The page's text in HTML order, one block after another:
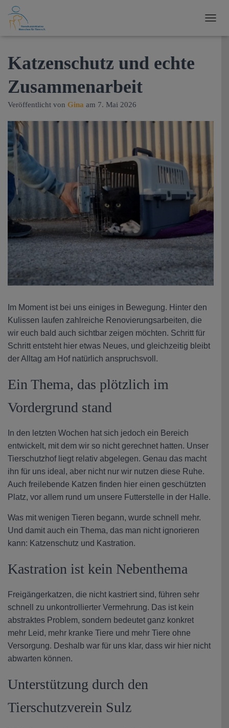
U
E
N
Katzenschutz und echte
Zusammenarbeit
Veröffentlicht von Gina am 7. Mai 2026
Im Moment ist bei uns einiges in Bewegung. Hinter den
Kulissen laufen zahlreiche Renovierungsarbeiten, die
wir euch bald auch sichtbar zeigen möchten. Schritt für
Schritt entsteht hier etwas Neues, und gleichzeitig bleibt
der Alltag am Hof natürlich anspruchsvoll.
Ein Thema, das plötzlich im
Vordergrund stand
In den letzten Wochen hat sich jedoch ein Bereich
entwickelt, mit dem wir so nicht gerechnet hatten. Unser
Tierschutzhof liegt relativ abgelegen. Genau das macht
ihn für uns ideal, aber nicht nur wir nutzen diese Ruhe.
Auch freilebende Katzen finden hier einen geschützten
Platz, vor allem rund um unsere Futterstelle in der Halle.
Was mit wenigen Tieren begann, wurde schnell mehr.
Und damit auch ein Thema, das man nicht ignorieren
kann: Katzenschutz und Kastration.
Kastration ist kein Nebenthema
Freigängerkatzen, die nicht kastriert sind, führen sehr
schnell zu unkontrollierter Vermehrung. Das ist kein
abstraktes Problem, sondern bedeutet ganz konkret
mehr Leid, mehr kranke Tiere und mehr Tiere ohne
Versorgung. Deshalb war für uns klar, dass wir hier nicht
abwarten können.
Unterstützung durch den
Tierschutzverein Sulz